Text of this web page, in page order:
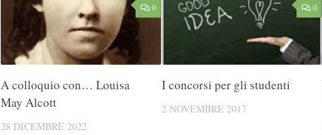
0
A colloquio con… Louisa
May Alcott
28 DICEMBRE 2022
0
I concorsi per gli studenti
2 NOVEMBRE 2017